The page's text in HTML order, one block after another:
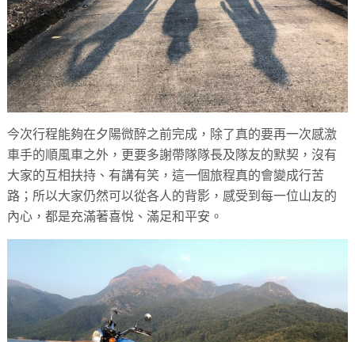
今次行程能夠在夕陽微醉之前完成，除了真的要再一次感激
車手的順風車之外，更要多謝帶隊隊長及隊友的默契，沒有
大家的互相扶持、有講有笑，這一個旅程真的會變成行苦
路；所以大家仍然可以從各人的背影，感受到每一位山友的
內心，都是充滿著喜悅、滿足和平安。